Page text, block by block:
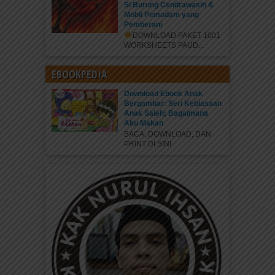
Si Burung Cendrawasih &
Mobil Pemadam yang
Pemberani
DOWNLOAD PAKET 1001
WORKSHEETS PAUD...
EBOOKPEDIA
Download Ebook Anak
Bergambar: Seri Kebiasaan
Anak Saleh; Bagaimana
Aku Makan
BACA, DOWNLOAD, DAN
PRINT DI SINI